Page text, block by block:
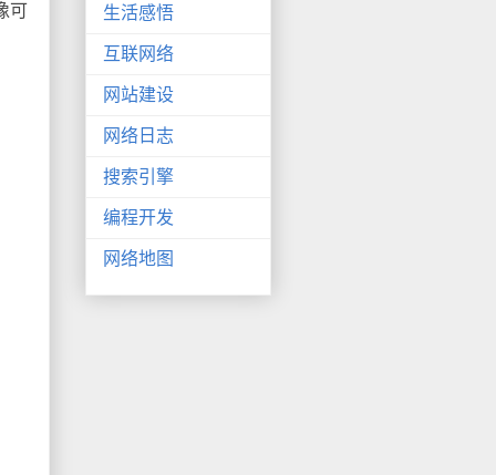
可 生活感悟
互联网络
网站建设
网络日志
搜索引擎
编程开发
网络地图